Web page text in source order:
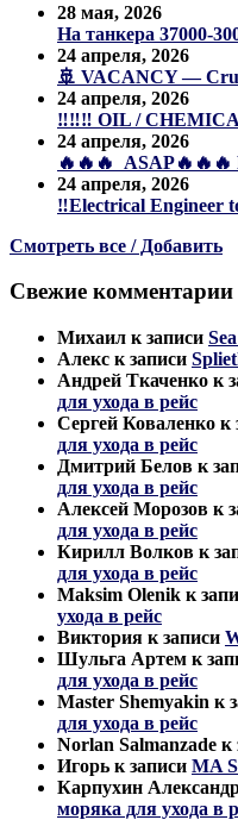
28 мая, 2026
На танкера 37000-
24 апреля, 2026
🚢 VACANCY —
24 апреля, 2026
‼️‼️‼️ OIL /
24 апреля, 2026
🔥🔥🔥 ASAP🔥🔥🔥
24 апреля, 2026
‼️Electrical Engineer
Смотреть все / Добавить
Свежие комментарии
Михаил к записи
Алекс к записи
Андрей Ткаченко к
для ухода в рейс
Сергей Коваленко к
для ухода в рейс
Дмитрий Белов к
для ухода в рейс
Алексей Морозов к
для ухода в рейс
Кирилл Волков к
для ухода в рейс
Maksim Olenik к
ухода в рейс
Виктория к записи
Шульга Артем к
для ухода в рейс
Master Shemyakin к
для ухода в рейс
Norlan Salmanzade к
Игорь к записи MA
Карпухин
моряка для ухода в